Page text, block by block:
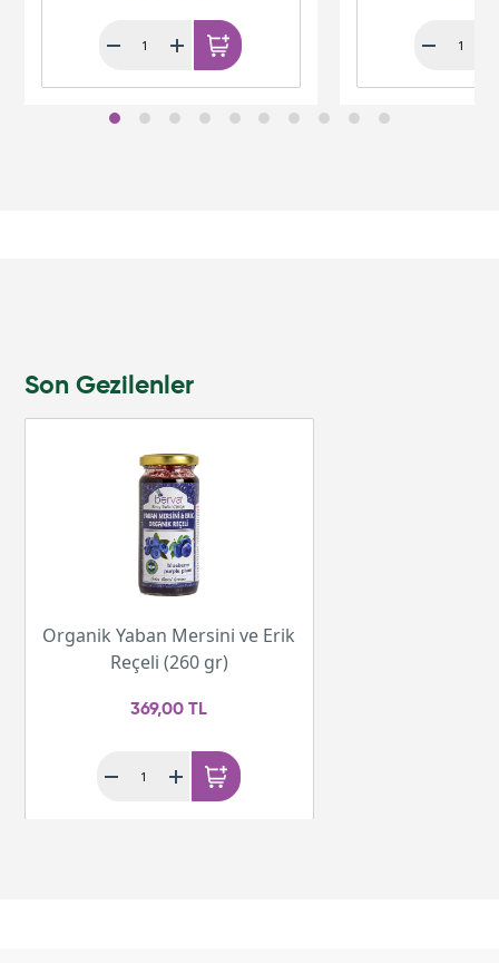
Son Gezilenler
Organik Yaban Mersini ve Erik
Reçeli (260 gr)
369,00 TL